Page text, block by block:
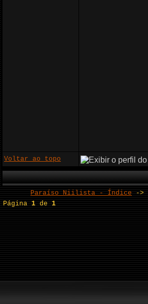
Voltar ao topo
Paraíso Niilista - Índice ->
Página1 de1